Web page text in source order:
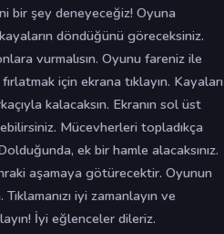
bir şey deneyeceğiz! Oyuna
döndüğünü göreceksiniz.
vurmalısın. Oyunu fareniz ile
için ekrana tıklayın. Kayaları
kalacaksın. Ekranın sol üst
Mücevherleri topladıkça
ek bir hamle alacaksınız.
aşamaya götürecektir. Oyunun
iyi zamanlayın ve
İyi eğlenceler dileriz.